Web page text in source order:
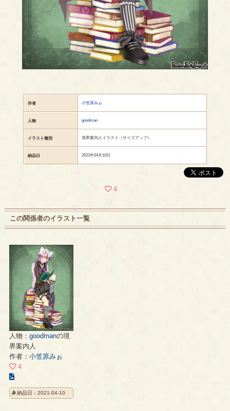
作者 小笠原みぉ
人物 goodman
イラスト種別 境界案内人イラスト（サイズアップ）
納品日 2021年04月10日
4
この関係者のイラスト一覧
人物： goodmanの境
界案内人
作者： 小笠原みぉ
4
の
イ
納品日：2021-04-10